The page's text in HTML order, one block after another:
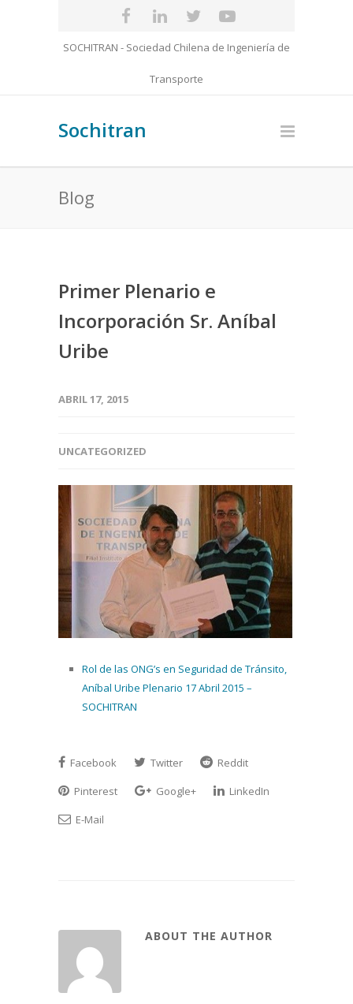
SOCHITRAN - Sociedad Chilena de Ingeniería de
Transporte
Sochitran
Blog
Primer Plenario e
Incorporación Sr. Aníbal
Uribe
ABRIL 17, 2015
UNCATEGORIZED
Rol de las ONG’s en Seguridad de Tránsito,
Aníbal Uribe Plenario 17 Abril 2015 –
SOCHITRAN
Facebook Twitter
Reddit
Pinterest
Google+
LinkedIn
E-Mail
ABOUT THE AUTHOR